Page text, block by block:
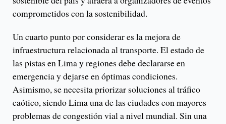
comprometidos con la sostenibilidad.
Un cuarto punto por considerar es la mejora de
infraestructura relacionada al transporte. El estado de
las pistas en Lima y regiones debe declararse en
emergencia y dejarse en óptimas condiciones.
Asimismo, se necesita priorizar soluciones al tráfico
caótico, siendo Lima una de las ciudades con mayores
problemas de congestión vial a nivel mundial. Sin una